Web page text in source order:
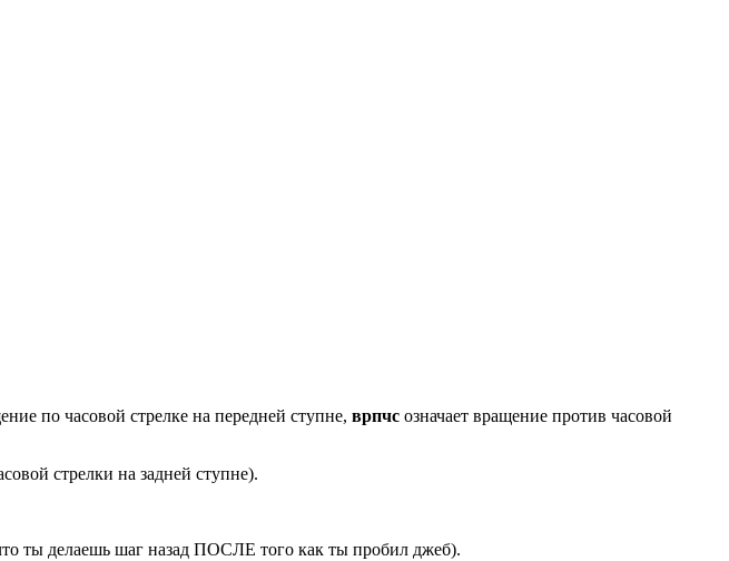
по часовой стрелке на передней ступне, врпчс означает вращение против часовой
стрелки на задней ступне).
ты делаешь шаг назад ПОСЛЕ того как ты пробил джеб).